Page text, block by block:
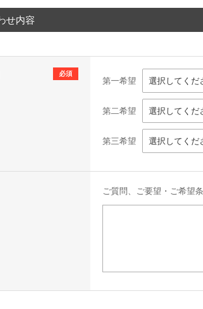
せ内容
必須
第一希望
第二希望
第三希望
ご質問、ご要望・ご希望